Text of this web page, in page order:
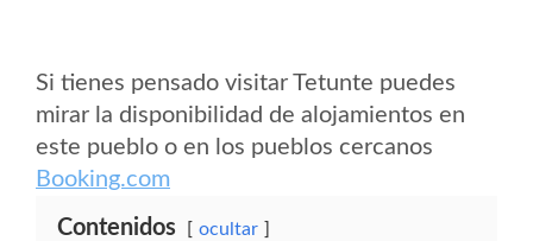
Si tienes pensado visitar Tetunte puedes
mirar la disponibilidad de alojamientos en
este pueblo o en los pueblos cercanos
Booking.com
Contenidos ocultar